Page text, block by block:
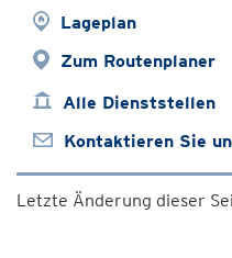
Lageplan
Zum Routenplaner
Alle Dienststellen
Kontaktieren Sie
Letzte Änderung dieser